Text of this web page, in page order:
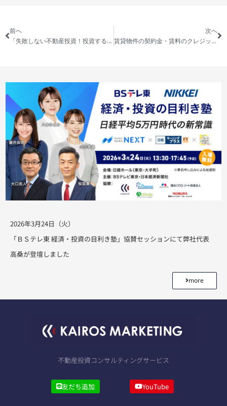
前へ
「失敗しない不動産投資！投資するなら今どこ？〜八王子編〜/最新情報！都市開発どうなる？」を公開しました
次へ
賃貸物件の契約金・賃料のクレジットカード決済サービスを開始します
2026年3月24日（火）
「ＢＳテレ東 経済・投資の目利き塾」協賛セッションにて弊社代表
高桑が登壇しました
more
不動産投資コンサルティングサービス
友だち追加 YouTube